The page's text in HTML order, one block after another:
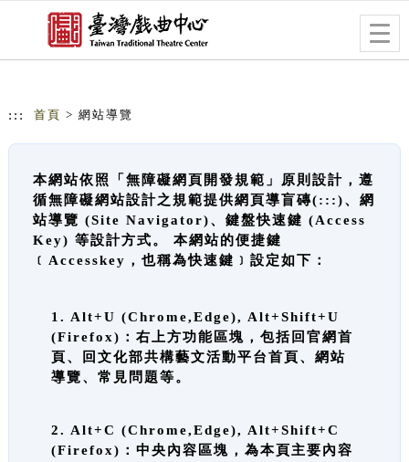
跳到主要內容
網站導覽
::: 首頁 > 網站導覽
本網站依照「無障礙網頁開發規範」原則設計，遵
循無障礙網站設計之規範提供網頁導盲磚(:::)、網
站導覽 (Site Navigator)、鍵盤快速鍵 (Access
Key) 等設計方式。 本網站的便捷鍵
﹝Accesskey，也稱為快速鍵﹞設定如下：
1. Alt+U (Chrome,Edge), Alt+Shift+U
(Firefox)：右上方功能區塊，包括回官網首
頁、回文化部共構藝文活動平台首頁、網站
導覽、常見問題等。
2. Alt+C (Chrome,Edge), Alt+Shift+C
(Firefox)：中央內容區塊，為本頁主要內容